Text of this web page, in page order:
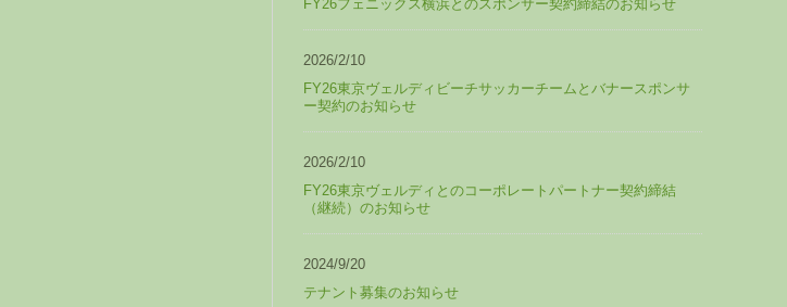
FY26フェニックス横浜とのスポンサー契約締結のお知らせ
2026/2/10
FY26東京ヴェルディビーチサッカーチームとバナースポンサ
ー契約のお知らせ
2026/2/10
FY26東京ヴェルディとのコーポレートパートナー契約締結
（継続）のお知らせ
2024/9/20
テナント募集のお知らせ